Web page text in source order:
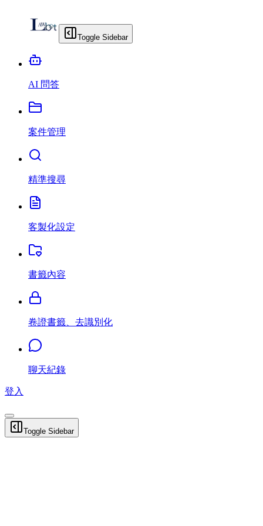
Toggle Sidebar
AI 問答
案件管理
精準搜尋
客製化設定
書籤內容
卷證書籤、去識別化
聊天紀錄
登入
Toggle Sidebar